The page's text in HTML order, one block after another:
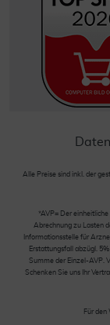
Alle Preise sind inkl. der
*AVP= Der
Abrechnung zu Lasten
Informationsstelle für
Erstattungsfall abzügl.
Summe der Einzel-AVP.
Schenken Sie uns Ihr
Für den